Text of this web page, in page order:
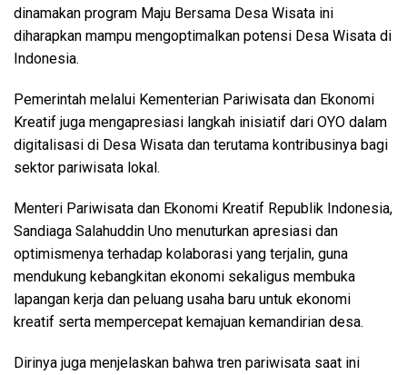
dinamakan program Maju Bersama Desa Wisata ini
diharapkan mampu mengoptimalkan potensi Desa Wisata di
Indonesia.
Pemerintah melalui Kementerian Pariwisata dan Ekonomi
Kreatif juga mengapresiasi langkah inisiatif dari OYO dalam
digitalisasi di Desa Wisata dan terutama kontribusinya bagi
sektor pariwisata lokal.
Menteri Pariwisata dan Ekonomi Kreatif Republik Indonesia,
Sandiaga Salahuddin Uno menuturkan apresiasi dan
optimismenya terhadap kolaborasi yang terjalin, guna
mendukung kebangkitan ekonomi sekaligus membuka
lapangan kerja dan peluang usaha baru untuk ekonomi
kreatif serta mempercepat kemajuan kemandirian desa.
Dirinya juga menjelaskan bahwa tren pariwisata saat ini